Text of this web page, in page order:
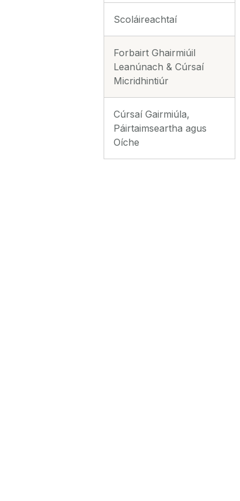
Scoláireachtaí
Forbairt Ghairmiúil
Leanúnach & Cúrsaí
Micridhintiúr
Cúrsaí Gairmiúla,
Páirtaimseartha agus
Oíche